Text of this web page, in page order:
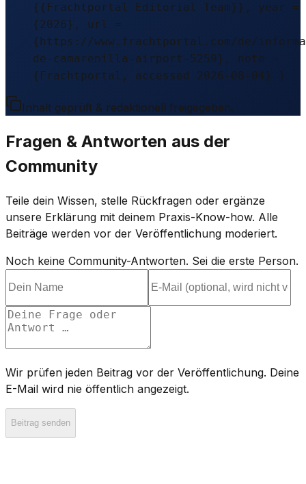
{{Frachtportal Editorial Team}}, year =
{2026}, url =
{https://www.frachtportal.com/de/
de-camarenilla-airport-5259}, note =
{Frachtportal, accessed 2026-08-04} }
Inhalt geprüft & redaktionell freigegeben.
Fragen & Antworten aus der
Community
Teile dein Wissen, stelle Rückfragen oder ergänze
unsere Erklärung mit deinem Praxis-Know-how. Alle
Beiträge werden vor der Veröffentlichung moderiert.
Noch keine Community-Antworten. Sei die erste Person.
Wir prüfen jeden Beitrag vor der Veröffentlichung. Deine
E-Mail wird nie öffentlich angezeigt.
Beitrag senden